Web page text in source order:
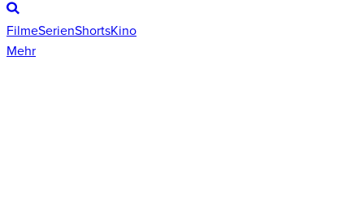
FilmeSerienShortsKino
Mehr